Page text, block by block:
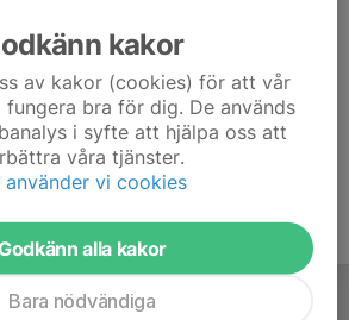
kakor
av kakor (cookies) för att vår
bra för dig. De används
i syfte att hjälpa oss att
våra tjänster.
använder vi cookies
alla kakor
Bara nödvändiga